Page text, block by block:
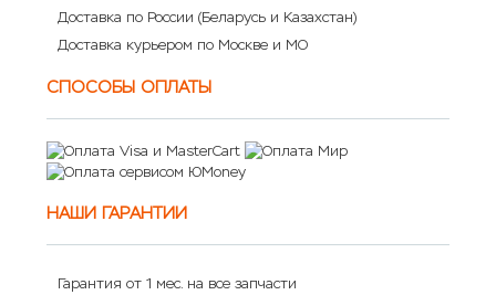
Доставка по России (Беларусь и Казахстан)
Доставка курьером по Москве и МО
СПОСОБЫ ОПЛАТЫ
НАШИ ГАРАНТИИ
Гарантия от 1 мес. на все запчасти